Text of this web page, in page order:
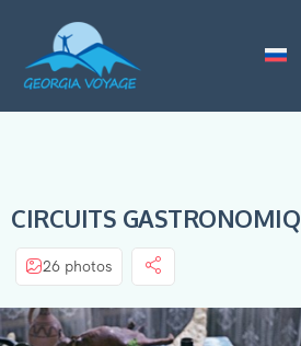
CIRCUITS
26 photos